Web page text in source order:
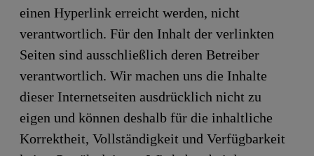
einen Hyperlink erreicht werden, nicht
verantwortlich. Für den Inhalt der verlinkten
Seiten sind ausschließlich deren Betreiber
verantwortlich. Wir machen uns die Inhalte
dieser Internetseiten ausdrücklich nicht zu
eigen und können deshalb für die inhaltliche
Korrektheit, Vollständigkeit und Verfügbarkeit